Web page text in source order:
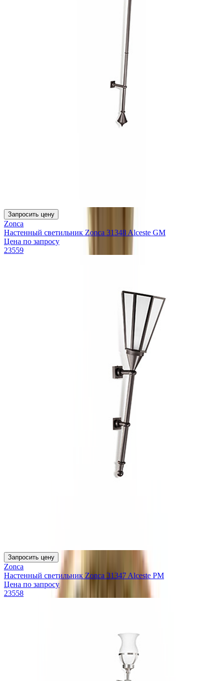
Запросить цену
Zonca
Настенный светильник Zonca 31348 Alceste GM
Цена по запросу
23559
Запросить цену
Zonca
Настенный светильник Zonca 31347 Alceste PM
Цена по запросу
23558